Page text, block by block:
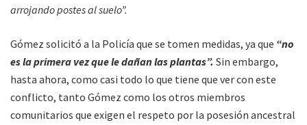
arrojando postes al suelo”.
Gómez solicitó a la Policía que se tomen medidas, ya que “no
es la primera vez que le dañan las plantas”. Sin embargo,
hasta ahora, como casi todo lo que tiene que ver con este
conflicto, tanto Gómez como los otros miembros
comunitarios que exigen el respeto por la posesión ancestral